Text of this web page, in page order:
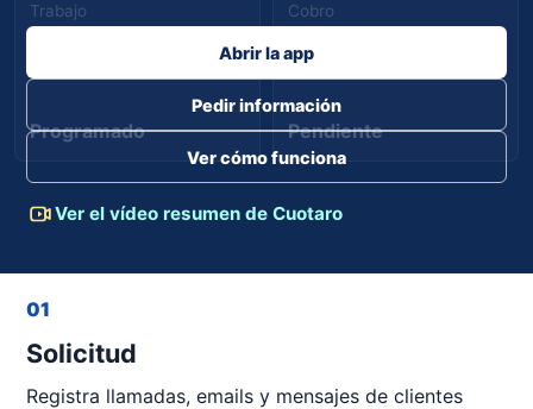
Trabajo
Programado
Cobro
Pendiente
Abrir la app
Pedir información
Ver cómo funciona
Ver el vídeo resumen de Cuotaro
01
Solicitud
Registra llamadas, emails y mensajes de clientes